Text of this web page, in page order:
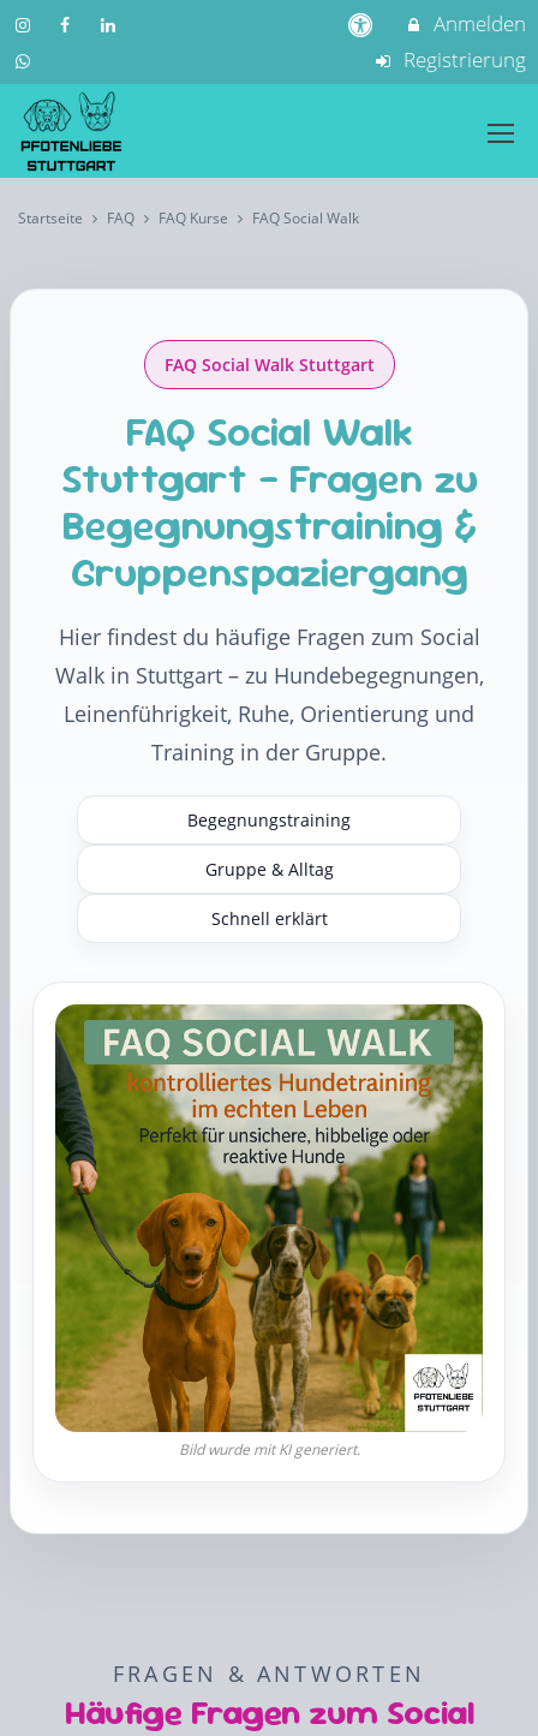
Anmelden
Registrierung
Startseite FAQ FAQ Kurse FAQ Social Walk
FAQ Social Walk Stuttgart
FAQ Social Walk
Stuttgart – Fragen zu
Begegnungstraining &
Gruppenspaziergang
Hier findest du häufige Fragen zum Social
Walk in Stuttgart – zu Hundebegegnungen,
Leinenführigkeit, Ruhe, Orientierung und
Training in der Gruppe.
Begegnungstraining
Gruppe & Alltag
Schnell erklärt
FRAGEN & ANTWORTEN
Häufige Fragen zum Social